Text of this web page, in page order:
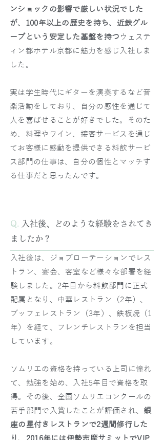
ンショックの影響で厳しい状況でした
が、100年以上の歴史を持ち、近鉄グル
ープという安定した基盤を持つ ウェステ
ィン都ホテル京都に魅力を感じ入社しま
した。
実は学生時代にギターを演奏するなど音
楽活動をしており、自分の感性を通じて
人を喜ばせることが好きでした。そのた
め、料理やワイン、接客サービスを通じ
てお客様に感動を提供できる料飲サービ
ス部門の仕事は、自分の個性とマッチす
る仕事だと思ったんです。
Q.
入社後、どのような経験をされてき
ましたか？
入社後は、ジョブローテーションでレス
トラン、宴会、客室など様々な部署を経
験しました。2年目から料飲部門に正式
配属となり、中華レストラン（2年）、
ブッフェレストラン（3年）、鉄板焼（1
年）を経て、フレンチレストランを担当
しています。
ソムリエの資格を持っている上司に憧れ
て、勉強を始め、入社5年目で資格を取
得。その後、全国ソムリエコンクールの
若手部門で入賞したことが評価され、 銀
座の星付きレストランで2週間修行した